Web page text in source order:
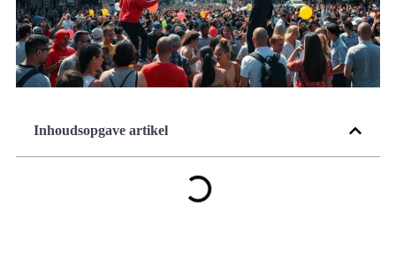
Inhoudsopgave artikel